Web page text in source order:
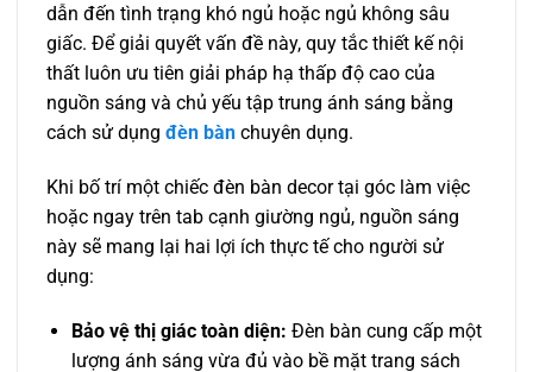
dẫn đến tình trạng khó ngủ hoặc ngủ không sâu
giấc. Để giải quyết vấn đề này, quy tắc thiết kế nội
thất luôn ưu tiên giải pháp hạ thấp độ cao của
nguồn sáng và chủ yếu tập trung ánh sáng bằng
cách sử dụng đèn bàn chuyên dụng.
Khi bố trí một chiếc đèn bàn decor tại góc làm việc
hoặc ngay trên tab cạnh giường ngủ, nguồn sáng
này sẽ mang lại hai lợi ích thực tế cho người sử
dụng:
Bảo vệ thị giác toàn diện: Đèn bàn cung cấp một
lượng ánh sáng vừa đủ vào bề mặt trang sách